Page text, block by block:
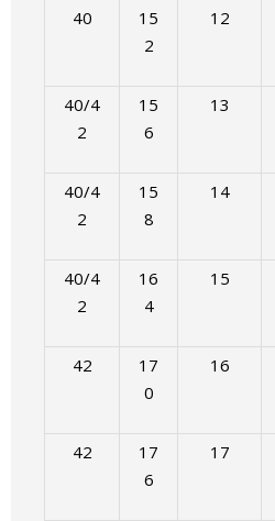
40
15
2
12
40/4
2
15
6
13
40/4
2
15
8
14
40/4
2
16
4
15
42
17
0
16
42
17
6
17